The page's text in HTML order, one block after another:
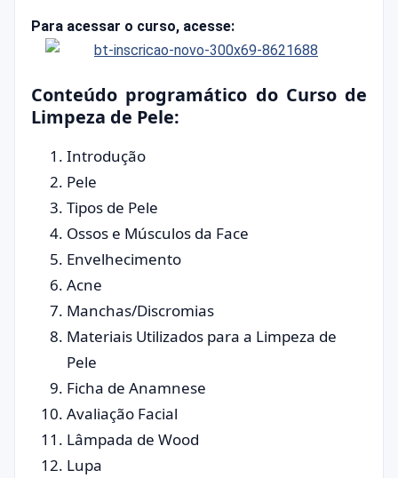
Para acessar o curso, acesse:
Conteúdo programático do Curso de
Limpeza de Pele:
Introdução
Pele
Tipos de Pele
Ossos e Músculos da Face
Envelhecimento
Acne
Manchas/Discromias
Materiais Utilizados para a Limpeza de
Pele
Ficha de Anamnese
Avaliação Facial
Lâmpada de Wood
Lupa